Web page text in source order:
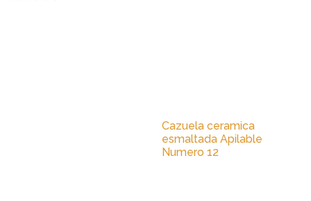
Cazuela ceramica
esmaltada Apilable
Numero 12